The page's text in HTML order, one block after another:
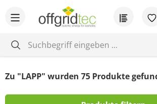
Zum Hauptinhalt springen
Zu "LAPP" wurden 75 Produkte